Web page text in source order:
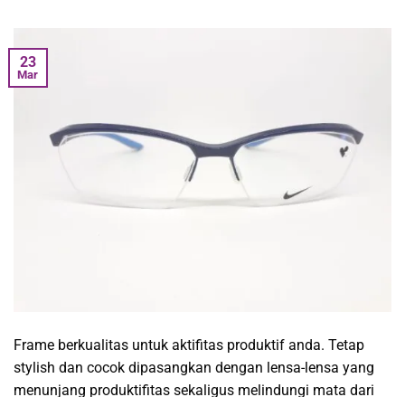
23
Mar
Frame berkualitas untuk aktifitas produktif anda. Tetap
stylish dan cocok dipasangkan dengan lensa-lensa yang
menunjang produktifitas sekaligus melindungi mata dari